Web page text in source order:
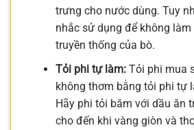
trưng cho nước dùng. Tuy
nhắc sử dụng để không
truyền thống của bò.
Tỏi phi tự làm:Tỏi phi mua
không thơm bằng tỏi phi tự
Hãy phi tỏi băm với dầu ăn
cho đến khi vàng giòn và